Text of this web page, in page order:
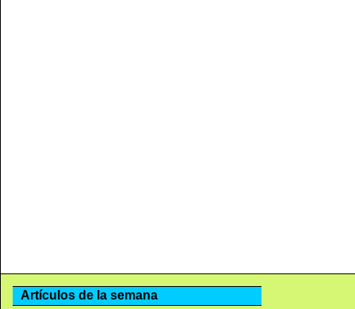
Artículos de la semana